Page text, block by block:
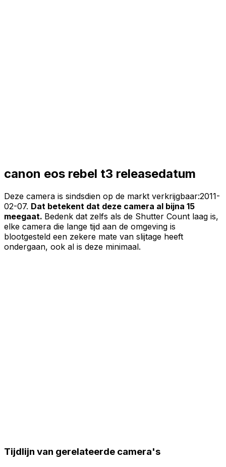
canon eos rebel t3 releasedatum
Deze camera is sindsdien op de markt verkrijgbaar:2011-
02-07. Dat betekent dat deze camera al bijna 15
meegaat. Bedenk dat zelfs als de Shutter Count laag is,
elke camera die lange tijd aan de omgeving is
blootgesteld een zekere mate van slijtage heeft
ondergaan, ook al is deze minimaal.
Tijdlijn van gerelateerde camera's